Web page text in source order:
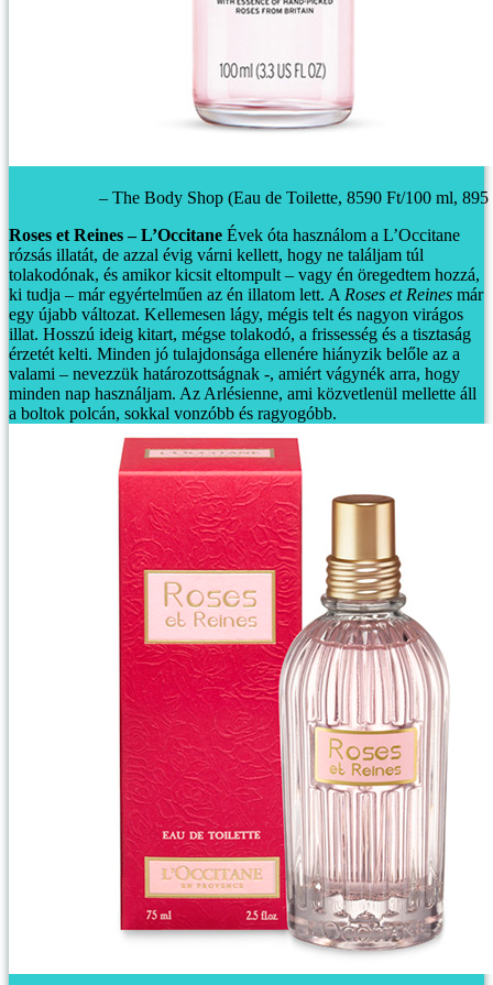
– The Body Shop (Eau de Toilette, 8590 Ft/100 ml,
Roses et Reines – L’Occitane Évek óta használom a L’Occitane
rózsás illatát, de azzal évig várni kellett, hogy ne találjam túl
tolakodónak, és amikor kicsit eltompult – vagy én öregedtem hozzá,
ki tudja – már egyértelműen az én illatom lett. A Roses et Reines már
egy újabb változat. Kellemesen lágy, mégis telt és nagyon virágos
illat. Hosszú ideig kitart, mégse tolakodó, a frissesség és a tisztaság
érzetét kelti. Minden jó tulajdonsága ellenére hiányzik belőle az a
valami – nevezzük határozottságnak -, amiért vágynék arra, hogy
minden nap használjam. Az Arlésienne, ami közvetlenül mellette áll
a boltok polcán, sokkal vonzóbb és ragyogóbb.